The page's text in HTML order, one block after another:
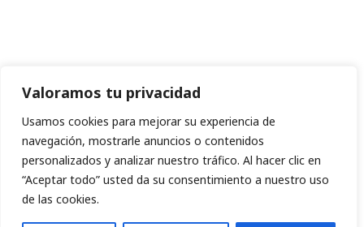
Valoramos tu privacidad
Usamos cookies para mejorar su experiencia de
navegación, mostrarle anuncios o contenidos
personalizados y analizar nuestro tráfico. Al hacer clic en
“Aceptar todo” usted da su consentimiento a nuestro uso
de las cookies.